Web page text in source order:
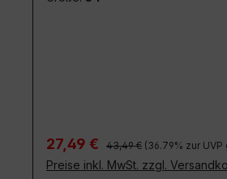
Verkaufspreis:
27,49 € Regulärer Preis:
43,49 € (36.79% zur
Preise inkl. MwSt. zzgl.